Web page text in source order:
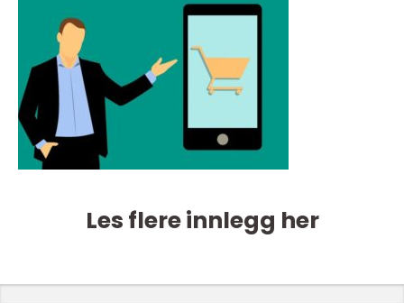
Les flere innlegg her